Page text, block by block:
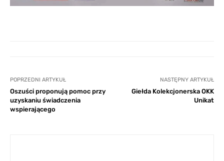
POPRZEDNI ARTYKUŁ
Oszuści proponują pomoc przy
uzyskaniu świadczenia
wspierającego
NASTĘPNY ARTYKUŁ
Giełda Kolekcjonerska OKK
Unikat